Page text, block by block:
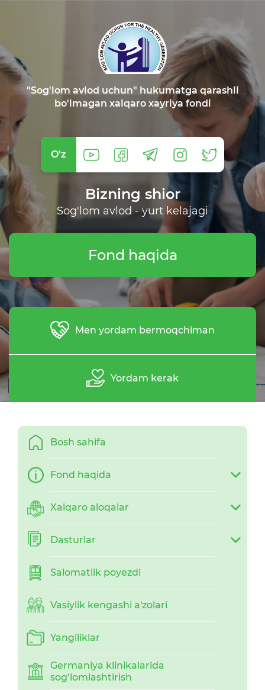
"Sog'lom avlod uchun" hukumatga qarashli
bo'lmagan xalqaro xayriya fondi
O'z
Bizning shior
Sog'lom avlod - yurt kelajagi
Fond haqida
Men yordam bermoqchiman
Yordam kerak
Bosh sahifa
Fond haqida
Xalqaro aloqalar
Dasturlar
Salomatlik poyezdi
Vasiylik kengashi a'zolari
Yangiliklar
Germaniya klinikalarida
sog‘lomlashtirish